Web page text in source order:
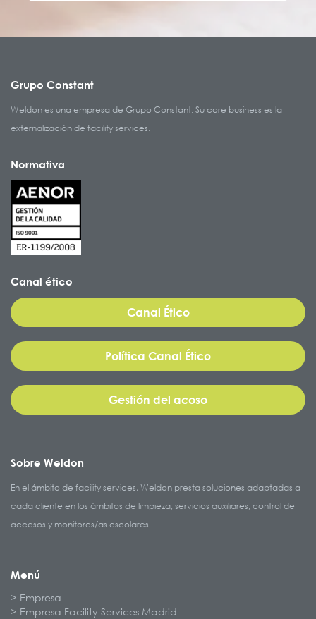
Grupo Constant
Weldon es una empresa de Grupo Constant. Su core business es la
externalización de facility services.
Normativa
Canal ético
Canal Ético
Política Canal Ético
Gestión del acoso
Sobre Weldon
En el ámbito de facility services, Weldon presta soluciones adaptadas a
cada cliente en los ámbitos de limpieza, servicios auxiliares, control de
accesos y monitores/as escolares.
Menú
Empresa
Empresa Facility Services Madrid